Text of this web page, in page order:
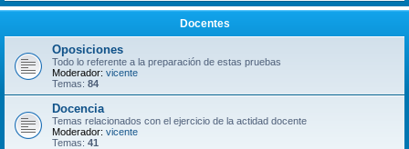
Docentes
Oposiciones
Todo lo referente a la preparación de estas pruebas
Moderador: vicente
Temas: 84
Docencia
Temas relacionados con el ejercicio de la actidad docente
Moderador: vicente
Temas: 41